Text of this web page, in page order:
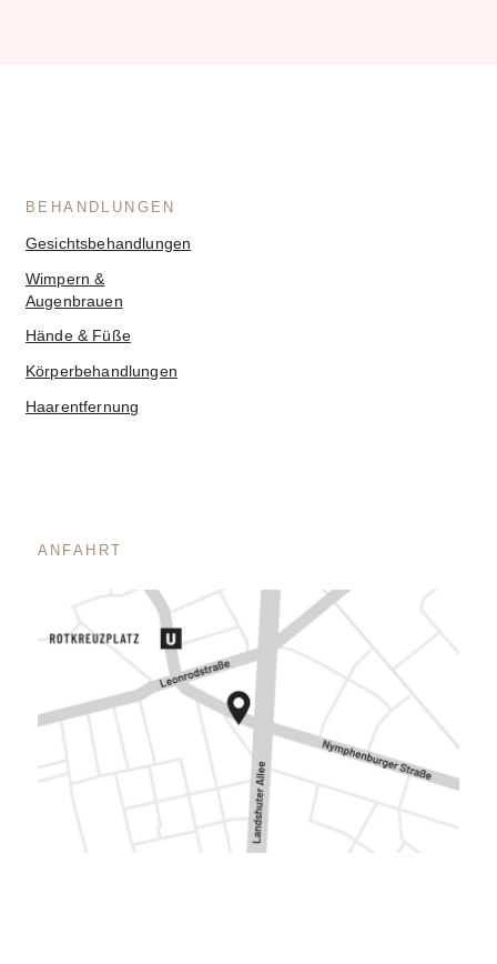
BEHANDLUNGEN
Gesichtsbehandlungen
Wimpern &
Augenbrauen
Hände & Füße
Körperbehandlungen
Haarentfernung
ANFAHRT